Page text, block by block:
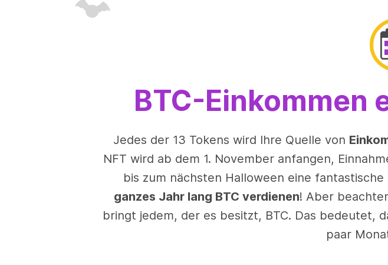
BTC-Einkommen
Jedes der 13 Tokens wird Ihre Quelle von
NFT wird ab dem 1. November anfangen,
bis zum nächsten Halloween eine
ganzes Jahr lang BTC verdienen! Aber
bringt jedem, der es besitzt, BTC. Das bedeutet,
paar